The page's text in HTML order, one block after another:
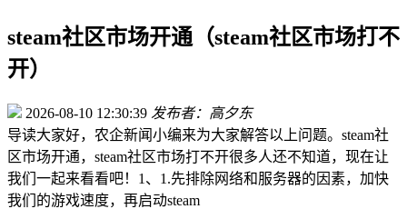
steam社区市场开通（steam社区市场打不
开）
2026-08-10 12:30:39 发布者：高夕东
导读大家好，农企新闻小编来为大家解答以上问题。steam社
区市场开通，steam社区市场打不开很多人还不知道，现在让
我们一起来看看吧！1、1.先排除网络和服务器的因素，加快
我们的游戏速度，再启动steam